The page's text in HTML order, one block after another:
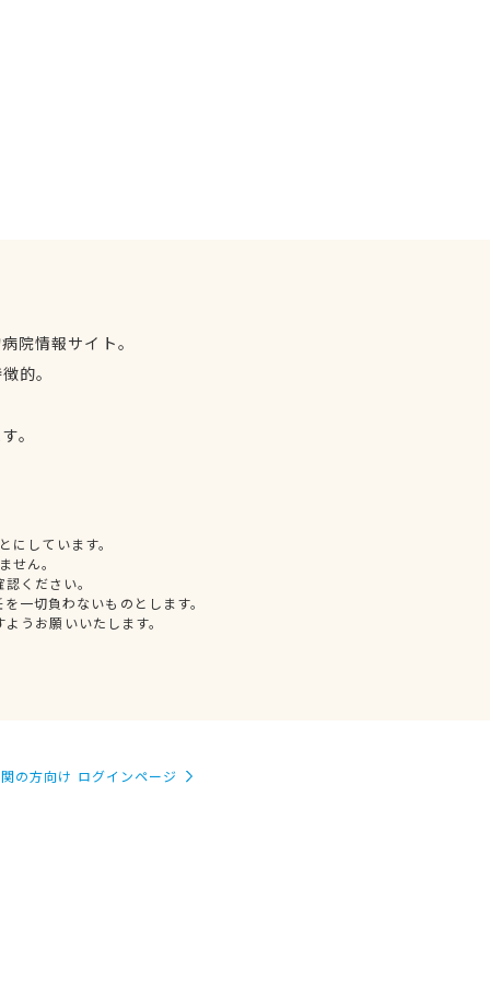
院情報サイト。
的。
。
しています。
せん。
ください。
一切負わないものとします。
うお願いいたします。
の方向け ログインページ